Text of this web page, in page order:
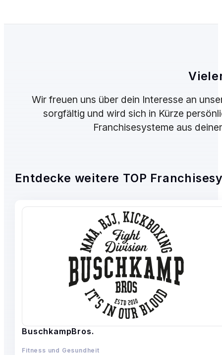
Wir freuen uns über dein Interesse an
sorgfältig und wird sich in Kürze
Franchisesysteme aus
Entdecke weitere TOP
BuschkampBros.
Fitness und Gesundheit